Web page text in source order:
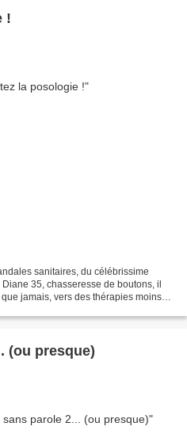
!
sanitaires, du célébrissime
35, chasseresse de boutons, il
jamais, vers des thérapies moins
(ou presque)